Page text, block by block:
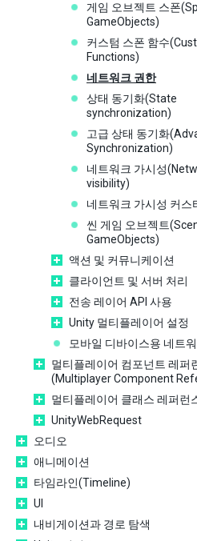
게임 오브젝트 스폰
GameObjects)
커스텀 스폰 함수
Functions)
네트워크 권한
상태 동기화(State
synchronization)
고급 상태 동기화
Synchronization)
네트워크 가시성
visibility)
네트워크 가시성 커스
씬 게임 오브젝트
GameObjects)
액션 및 커뮤니케이션
클라이언트 및 서버 처리
전송 레이어 API 사용
Unity 멀티플레이어 설정
모바일 디바이스용 네트
멀티플레이어 컴포넌트 레퍼
(Multiplayer Component
멀티플레이어 클래스 레퍼런
UnityWebRequest
오디오
애니메이션
타임라인(Timeline)
UI
내비게이션과 경로 탐색